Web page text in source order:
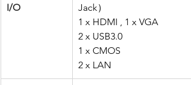
I/O
Jack）
1 x HDMI , 1 x VGA
2 x USB3.0
1 x CMOS
2 x LAN